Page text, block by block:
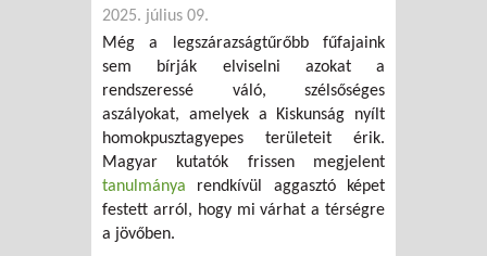
2025. július 09.
Még a legszárazságtűrőbb fűfajaink
sem bírják elviselni azokat a
rendszeressé váló, szélsőséges
aszályokat, amelyek a Kiskunság nyílt
homokpusztagyepes területeit érik.
Magyar kutatók frissen megjelent
tanulmánya rendkívül aggasztó képet
festett arról, hogy mi várhat a térségre
a jövőben.